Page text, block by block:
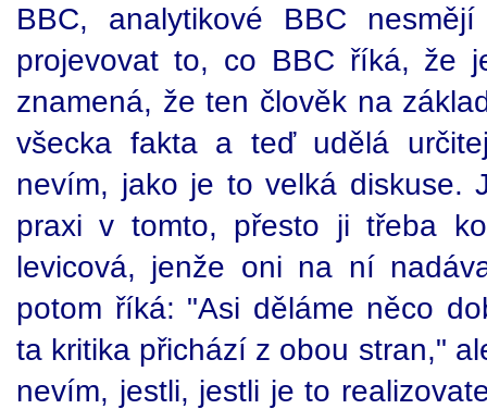
BBC, analytikové BBC
projevovat to, co BBC říká, že
znamená, že ten člověk na
všecka fakta a teď udělá
nevím, jako je to velká diskuse.
praxi v tomto, přesto ji třeba
levicová, jenže oni na ní
potom říká: "Asi děláme něco
ta kritika přichází z obou stran,"
nevím, jestli, jestli je to